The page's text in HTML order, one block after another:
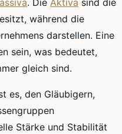
. Die Aktiva sind die
während die
darstellen. Eine
sein, was bedeutet,
gleich sind.
es, den Gläubigern,
Stärke und Stabilität